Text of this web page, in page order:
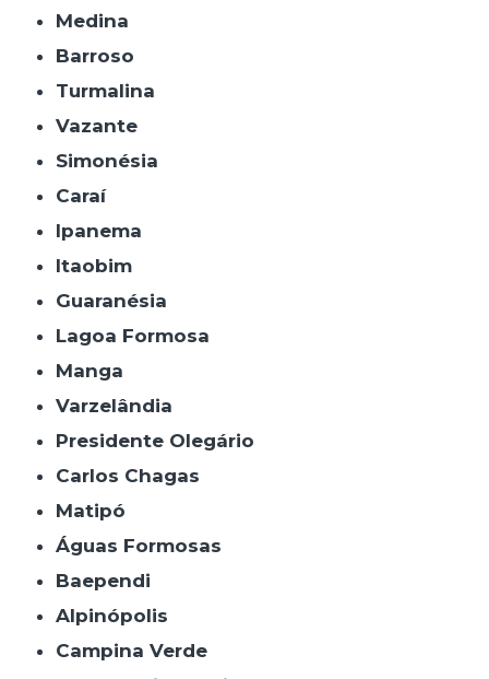
Medina
Barroso
Turmalina
Vazante
Simonésia
Caraí
Ipanema
Itaobim
Guaranésia
Lagoa Formosa
Manga
Varzelândia
Presidente Olegário
Carlos Chagas
Matipó
Águas Formosas
Baependi
Alpinópolis
Campina Verde